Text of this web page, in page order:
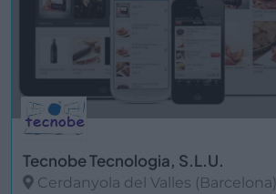
Tecnobe Tecnologia, S.L.U.
Cerdanyola del Valles (Barcelona)